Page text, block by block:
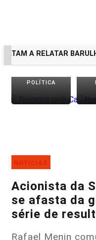
RELATAR BARULHO
EM ALTA
POLÍTICA
NOTÍCIAS
Acionista da
se afasta da
série de
Rafael Menin